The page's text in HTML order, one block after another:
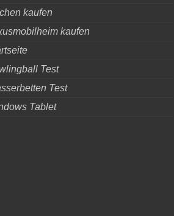
kaufen
kaufen
Test
Test
Tablet